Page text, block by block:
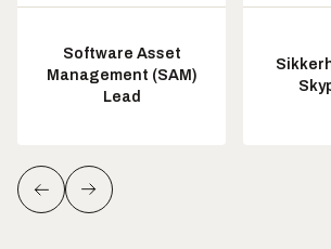
Software Asset
Management (SAM)
Lead